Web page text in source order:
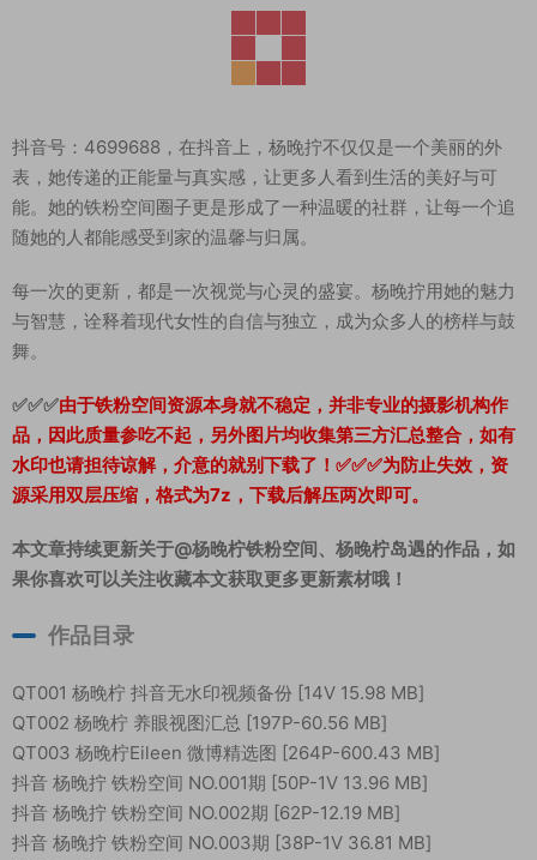
抖音号：4699688，在抖音上，杨晚拧不仅仅是一个美丽的外
表，她传递的正能量与真实感，让更多人看到生活的美好与可
能。她的铁粉空间圈子更是形成了一种温暖的社群，让每一个追
随她的人都能感受到家的温馨与归属。
每一次的更新，都是一次视觉与心灵的盛宴。杨晚拧用她的魅力
与智慧，诠释着现代女性的自信与独立，成为众多人的榜样与鼓
舞。
✅✅✅由于铁粉空间资源本身就不稳定，并非专业的摄影机构作
品，因此质量参吃不起，另外图片均收集第三方汇总整合，如有
水印也请担待谅解，介意的就别下载了！✅✅✅为防止失效，资
源采用双层压缩，格式为7z，下载后解压两次即可。
本文章持续更新关于@杨晚柠铁粉空间、杨晚柠岛遇的作品，如
果你喜欢可以关注收藏本文获取更多更新素材哦！
作品目录
QT001 杨晚柠 抖音无水印视频备份 [14V 15.98 MB]
QT002 杨晚柠 养眼视图汇总 [197P-60.56 MB]
QT003 杨晚柠Eileen 微博精选图 [264P-600.43 MB]
抖音 杨晚拧 铁粉空间 NO.001期 [50P-1V 13.96 MB]
抖音 杨晚拧 铁粉空间 NO.002期 [62P-12.19 MB]
抖音 杨晚拧 铁粉空间 NO.003期 [38P-1V 36.81 MB]